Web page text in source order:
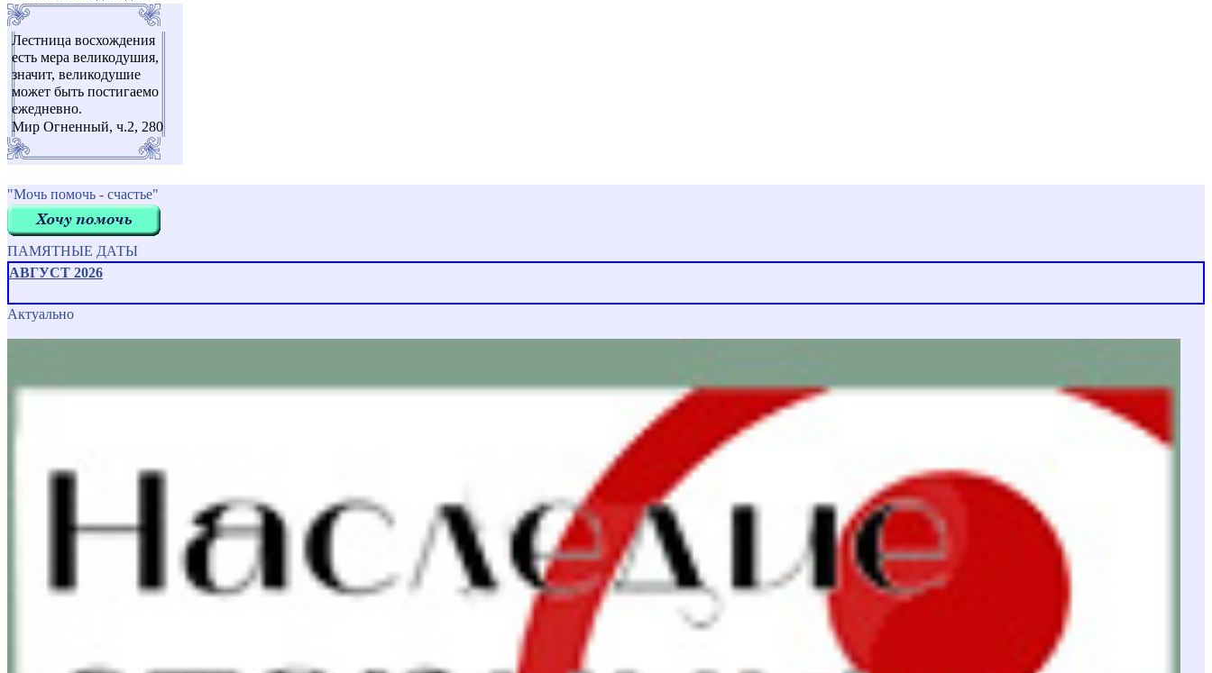
Лестница восхождения
есть мера великодушия,
значит, великодушие
может быть постигаемо
ежедневно.
Мир Огненный, ч.2, 280
"Мочь помочь - счастье"
ПАМЯТНЫЕ ДАТЫ
АВГУСТ 2026
Актуально